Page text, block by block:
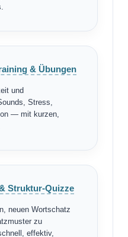
& Übungen
und
Stress,
— mit kurzen,
Struktur-Quizze
neuen Wortschatz
zu
effektiv,